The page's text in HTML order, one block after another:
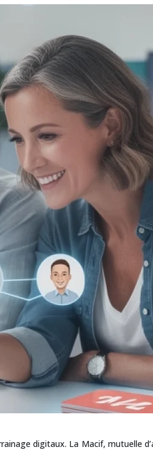
digitaux. La Macif, mutuelle